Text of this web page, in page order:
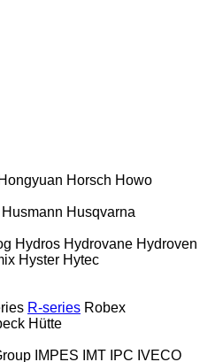
Hongyuan Horsch Howo
Husmann Husqvarna
Hydros Hydrovane Hydroven
Hyster Hytec
R-series Robex
Hütte
IMPES IMT IPC IVECO